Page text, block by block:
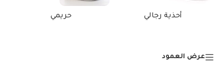
أحذية رجالي حريمي
عرض العمود